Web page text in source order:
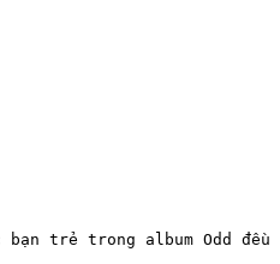
bạn trẻ trong album Odd